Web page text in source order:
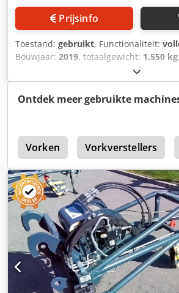
Prijsinfo
Toestand: gebruikt, Functionaliteit:
Bouwjaar: 2019, totaalgewicht: 1.550 kg
1.200 mm
mm, draagvermogen:23.000 kg, Lier
Type: TREUIL 23 Ton Bouwjaar: 2019
Dkjdpjxpya Hefx Aqqjr Lengte (mm):
Ontdek meer gebruikte
Vorken Vorkverstellers